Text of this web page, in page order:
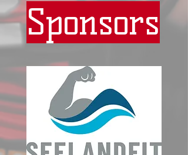
Sponsors